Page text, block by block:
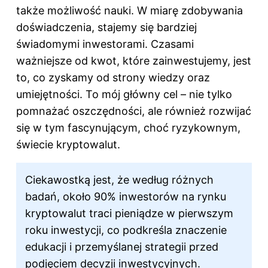
także możliwość nauki. W miarę zdobywania
doświadczenia, stajemy się bardziej
świadomymi inwestorami. Czasami
ważniejsze od kwot, które zainwestujemy, jest
to, co zyskamy od strony wiedzy oraz
umiejętności. To mój główny cel – nie tylko
pomnażać oszczędności, ale również rozwijać
się w tym fascynującym, choć ryzykownym,
świecie kryptowalut.
Ciekawostką jest, że według różnych
badań, około 90% inwestorów na rynku
kryptowalut traci pieniądze w pierwszym
roku inwestycji, co podkreśla znaczenie
edukacji i przemyślanej strategii przed
podjęciem decyzji inwestycyjnych.